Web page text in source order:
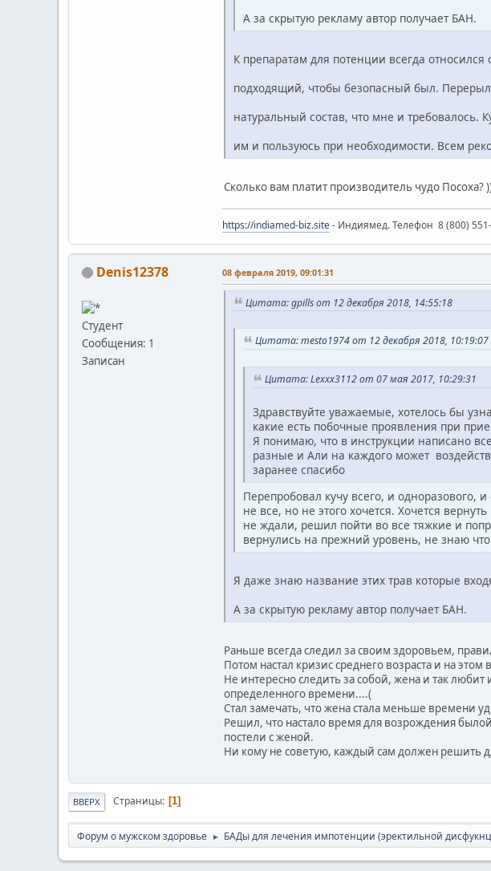
А за скрытую рекламу автор получает БАН.
К препаратам для потенции всегда
подходящий, чтобы безопасный был.
натуральный состав, что мне и требовалось.
им и пользуюсь при необходимости. Всем
Сколько вам платит производитель чудо Посоха?
https://indiamed-biz.site- Индиямед. Телефон 8 (800)
Denis12378
Студент
Сообщения: 1
Записан
08 февраля 2019, 09:01:31
Цитата: gpills от 12 декабря 2018, 14:55:18
Цитата: mesto1974 от 12 декабря 2018, 10:19:07
Цитата: Lexxx3112 от 07 мая 2017, 10:29:31
Здравствуйте уважаемые, хотелось бы
какие есть побочные проявления при
Я понимаю, что в инструкции написано
разные и Али на каждого может
заранее спасибо
Перепробовал кучу всего, и одноразового,
не все, но не этого хочется. Хочется
не ждали, решил пойти во все тяжкие и
вернулись на прежний уровень, не знаю
Я даже знаю название этих трав которые
А за скрытую рекламу автор получает БАН.
Раньше всегда следил за своим здоровьем,
Потом настал кризис среднего возраста и на этом
Не интересно следить за собой, жена и так любит
определенного времени....(
Стал замечать, что жена стала меньше времени
Решил, что настало время для возрождения
постели с женой.
Ни кому не советую, каждый сам должен решить
ВВЕРХ Страницы 1
Форум о мужском здоровье ► БАДы для лечения импотенции (эректильной